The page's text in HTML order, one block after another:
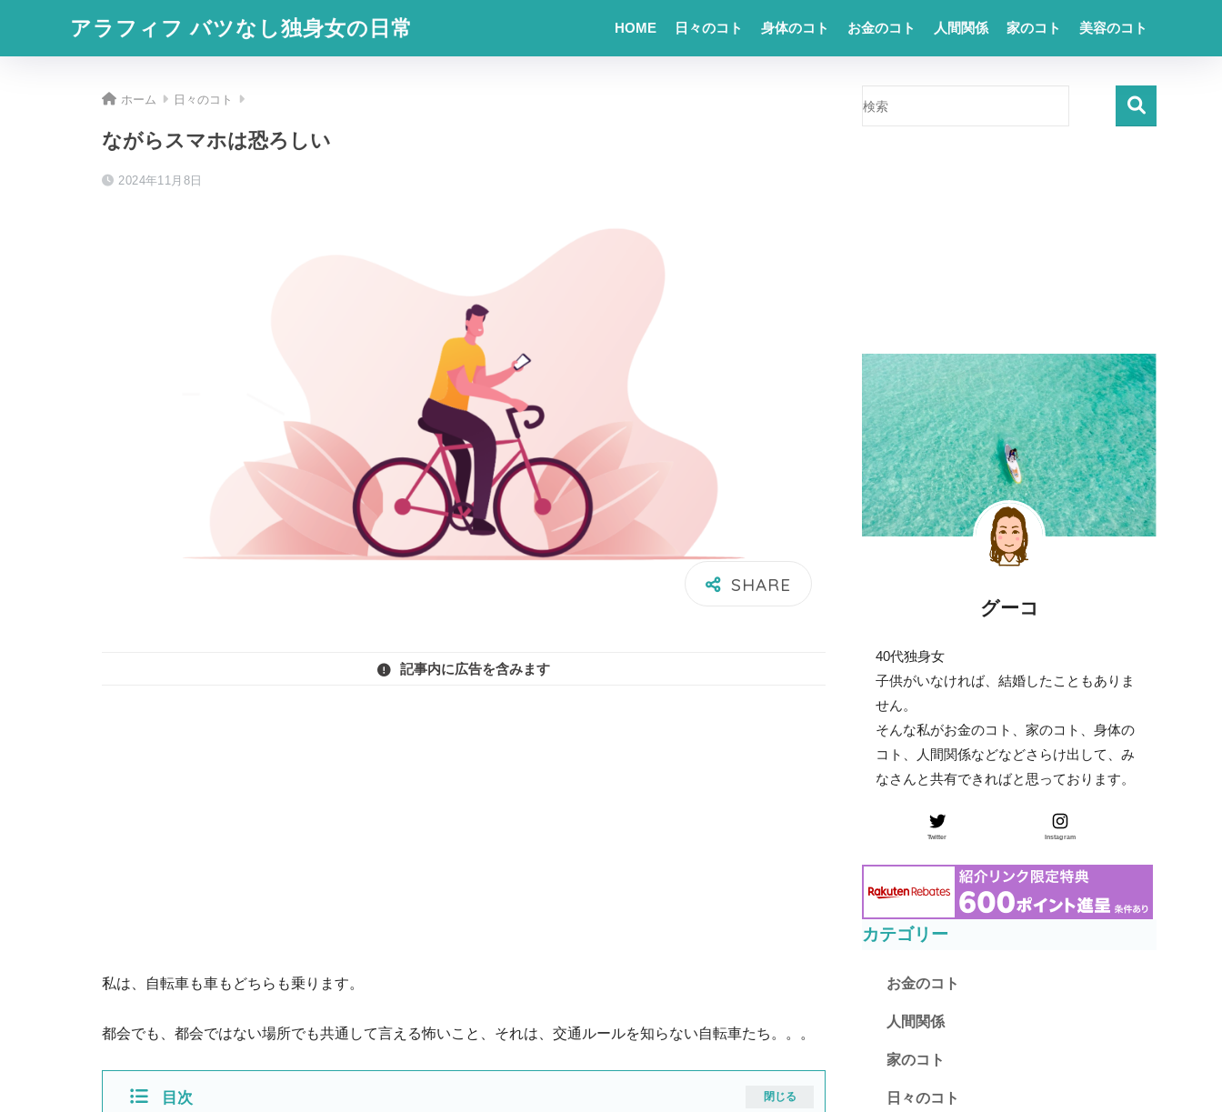
アラフィフ バツなし独身女の日常 HOME 日々のコト 身体のコト お金のコト 人間関係 家のコト 美容のコト
ホーム 日々のコト
ながらスマホは恐ろしい
2024年11月8日
記事内に広告を含みます
私は、自転車も車もどちらも乗ります。
都会でも、都会ではない場所でも共通して言える怖いこと、それは、交通ルールを知らない自転車たち。。。
目次 閉じる
グーコ
40代独身女
子供がいなければ、結婚したこともありま
せん。
そんな私がお金のコト、家のコト、身体の
コト、人間関係などなどさらけ出して、み
なさんと共有できればと思っております。
Twitter Instagram
カテゴリー
お金のコト
人間関係
家のコト
日々のコト